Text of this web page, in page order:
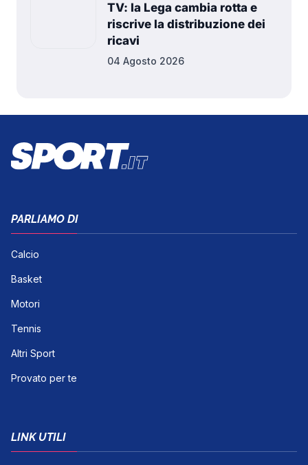
TV: la Lega cambia rotta e
riscrive la distribuzione dei
ricavi
04 Agosto 2026
PARLIAMO DI
Calcio
Basket
Motori
Tennis
Altri Sport
Provato per te
LINK UTILI